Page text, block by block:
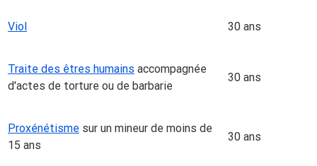
Viol 30 ans
Traite des êtres humains accompagnée
d'actes de torture ou de barbarie
30 ans
Proxénétisme sur un mineur de moins de
15 ans
30 ans